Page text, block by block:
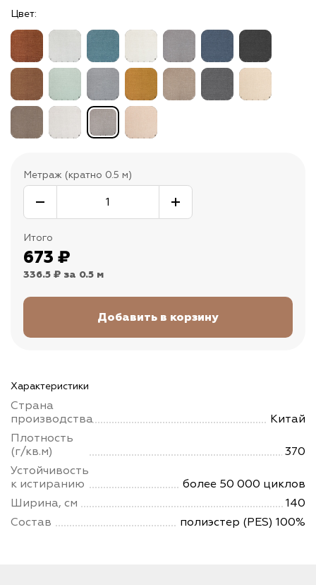
Цвет:
Метраж (кратно 0.5 м)
Итого
673 ₽
336.5 ₽ за 0.5 м
Характеристики
Страна
производства
Китай
Плотность
(г/кв.м)
370
Устойчивость
к истиранию
более 50 000 циклов
Ширина, см
140
Состав
полиэстер (PES) 100%